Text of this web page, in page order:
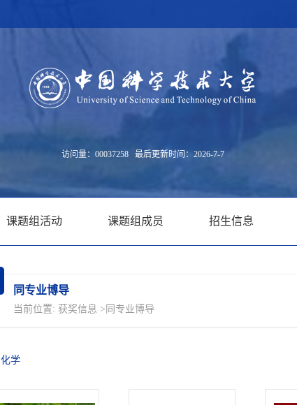
访问量： 00037258 最后更新时间： 2026-7-7
课题组活动 课题组成员 招生信息
同专业博导
当前位置: 获奖信息 >同专业博导
化学